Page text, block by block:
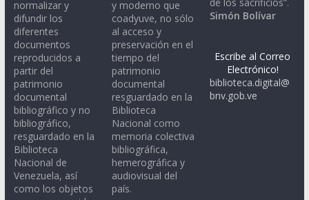
normalizar y
difundir los
diferentes
documentos
reproducidos a
partir del
patrimonio
documental
bibliográfico y no
bibliográfico,
resguardado en la
Biblioteca
Nacional de
Venezuela, así
como los objetos
y moderno que
coadyuve, no sólo
al acceso y
preservación en el
tiempo del
patrimonio
documental
resguardado en la
Biblioteca
Nacional como
memoria colectiva
bibliográfica,
hemerográfica y
audiovisual del
país.
Simón Bolívar
Escribe al Correo
Electrónico!
biblioteca.digital@
bnv.gob.ve